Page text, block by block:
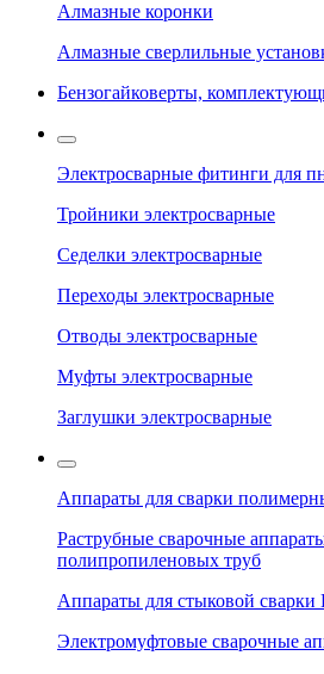
Алмазные коронки
Алмазные сверлильные
Бензогайковерты,
Электросварные фитинги для
Тройники электросварные
Седелки электросварные
Переходы электросварные
Отводы электросварные
Муфты электросварные
Заглушки электросварные
Аппараты для сварки
Раструбные сварочные
полипропиленовых труб
Аппараты для стыковой
Электромуфтовые сварочные